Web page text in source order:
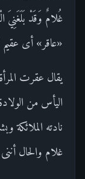
غُلامٌ وَقَدْ بَلَغَنِيَ
«عاقر» أى عقيم
يقال عقرت
اليأس من
نادته الملائكة
غلام والحال